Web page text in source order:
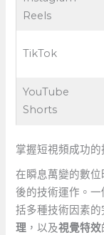
Reels
TikTok
YouTube
Shorts
掌握短視頻成功的
在瞬息萬變的數
後的技術運作。
括多種技術因素的
理 ，以及視覺特效